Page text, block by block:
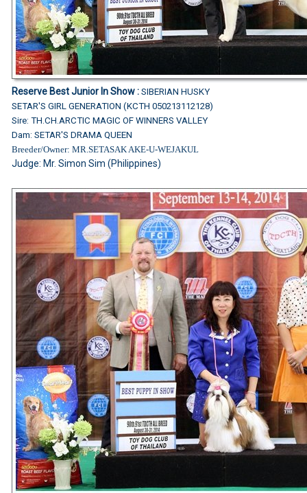
Reserve Best Junior In Show : SIBERIAN HUSKY
SETAR'S GIRL GENERATION (KCTH 050213112128)
Sire: TH.CH.ARCTIC MAGIC OF WINNERS VALLEY
Dam: SETAR'S DRAMA QUEEN
Breeder/Owner: MR.SETASAK AKE-U-WEJAKUL
Judge: Mr. Simon Sim (Philippines)